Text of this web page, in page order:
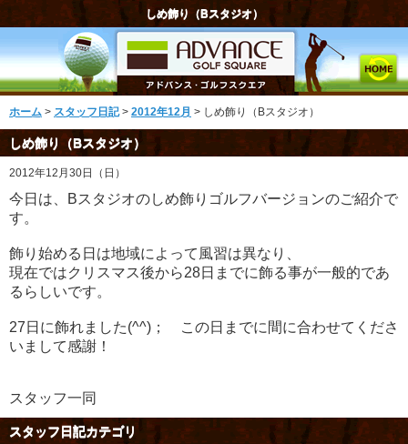
しめ飾り（Bスタジオ）
ホーム > スタッフ日記> 2012年12月 > しめ飾り（Bスタジオ）
しめ飾り（Bスタジオ）
2012年12月30日（日）
今日は、Bスタジオのしめ飾りゴルフバージョンのご紹介で
す。
飾り始める日は地域によって風習は異なり、
現在ではクリスマス後から28日までに飾る事が一般的であ
るらしいです。
27日に飾れました(^^)； この日までに間に合わせてくださ
いまして感謝！
スタッフ一同
スタッフ日記カテゴリ